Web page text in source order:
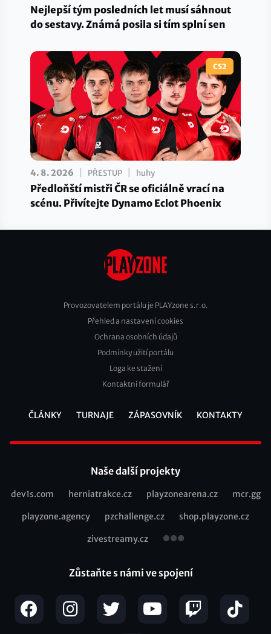
Nejlepší tým posledních let musí sáhnout
do sestavy. Známá posila si tím splní sen
CS2
4. 8. 2026 PŘESTUP huhy
Předloňští mistři ČR se oficiálně vrací na
scénu. Přivítejte Dynamo Eclot Phoenix
Footer
Provozovatelem portálu je PLAYzone s.r.o.
Přehled a nastavení cookies
Ochrana osobních údajů
Podmínky užití portálu
Loga ke stažení
Kontaktní formulář
ČLÁNKY TURNAJE ZÁPASOVNÍK KONTAKTY
Naše další projekty
Recommended
dev1s.com herniatrakce.cz playzonearena.cz mcr.gg
playzone.agency pzchallenge.cz shop.playzone.cz
zivestreamy.cz
Zůstaňte s námi ve spojení